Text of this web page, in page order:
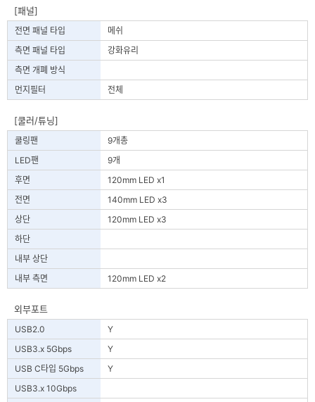
[패널]
전면 패널 타입
메쉬
측면 패널 타입
강화유리
측면 개폐 방식
먼지필터
전체
[쿨러/튜닝]
쿨링팬
9개총
LED팬
9개
후면
120mm LED x1
전면
140mm LED x3
상단
120mm LED x3
하단
내부 상단
내부 측면
120mm LED x2
외부포트
USB2.0
Y
USB3.x 5Gbps
Y
USB C타입 5Gbps
Y
USB3.x 10Gbps